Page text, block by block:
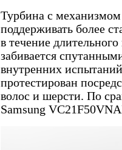
Турбина с
поддерживать более
в течение
забивается
внутренних
протестирован
волос и шерсти. По
Samsung